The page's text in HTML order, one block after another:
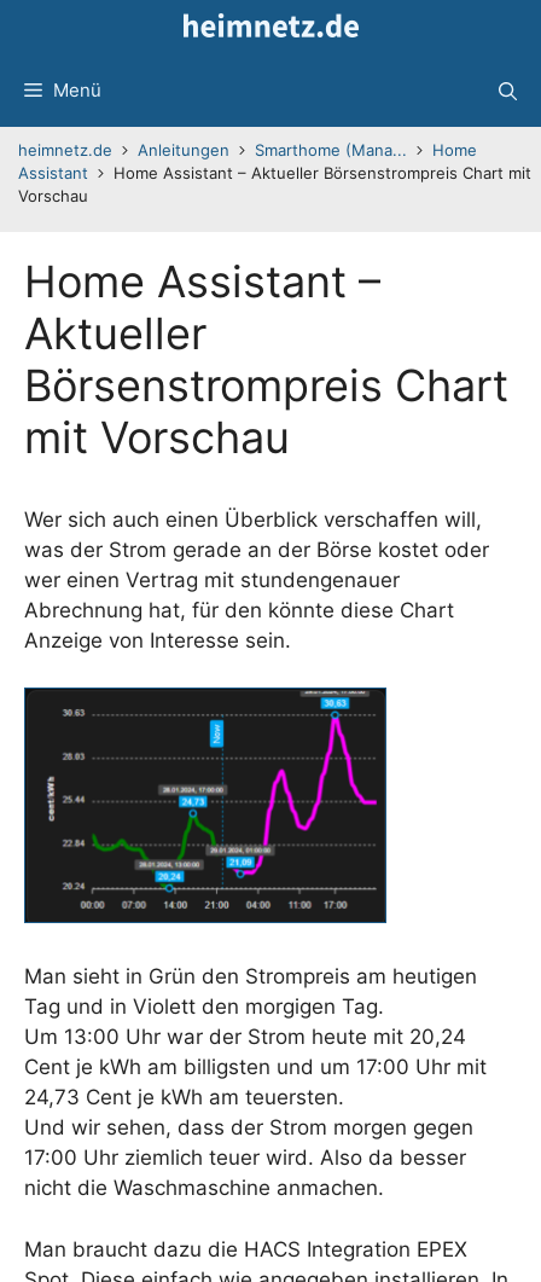
Menü
heimnetz.de Anleitungen Smarthome (Mana...
Home
Assistant
Home Assistant – Aktueller Börsenstrompreis Chart mit
Vorschau
Home Assistant –
Aktueller
Börsenstrompreis Chart
mit Vorschau
Wer sich auch einen Überblick verschaffen will,
was der Strom gerade an der Börse kostet oder
wer einen Vertrag mit stundengenauer
Abrechnung hat, für den könnte diese Chart
Anzeige von Interesse sein.
Man sieht in Grün den Strompreis am heutigen
Tag und in Violett den morgigen Tag.
Um 13:00 Uhr war der Strom heute mit 20,24
Cent je kWh am billigsten und um 17:00 Uhr mit
24,73 Cent je kWh am teuersten.
Und wir sehen, dass der Strom morgen gegen
17:00 Uhr ziemlich teuer wird. Also da besser
nicht die Waschmaschine anmachen.
Man braucht dazu die HACS Integration EPEX